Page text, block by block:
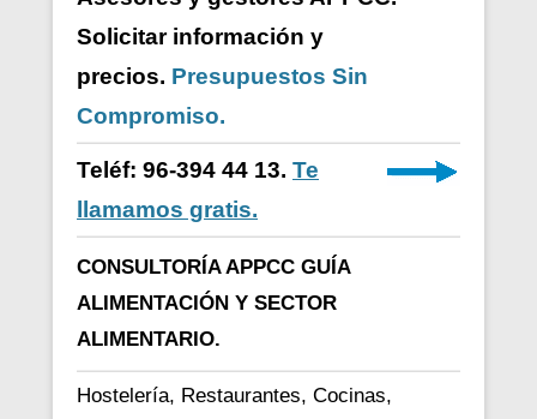
Solicitar información y
precios. Presupuestos Sin
Compromiso.
Teléf: 96-394 44 13. Te
llamamos gratis.
CONSULTORÍA APPCC GUÍA
ALIMENTACIÓN Y SECTOR
ALIMENTARIO.
Hostelería, Restaurantes, Cocinas,